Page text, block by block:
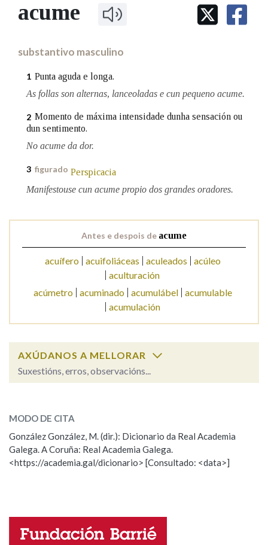
IDENTIDADE CORPORATIVA
MARCIAL DEL ADALID
FIGURAS HOMENAXEADAS
PORTAL DAS PALABRAS
Facebook
TwitterYoutubeInstagram
Bluesky
BUSCAR NOS LEMAS
Contén
BUSCAR NO CONTIDO
OUTRAS OPCIÓNS DE BUSCA
acume
substantivo masculino
1 Punta aguda e longa.
As follas son alternas, lanceoladas e cun pequeno acume.
2 Momento de máxima intensidade dunha sensación ou
dun sentimento.
No acume da dor.
3 figurado Perspicacia
Manifestouse cun acume propio dos grandes oradores.
Antes e despois de acume
acuífero acuifoliáceas aculeados
acúleo
aculturación
acúmetro
acuminado acumulábel
acumulable
acumulación
AXÚDANOS A MELLORAR
Suxestións, erros, observacións...
ESCOLLE UNHA OPCIÓN:
Observación Hai un erro na palabra
Propoño mellorar a definición
Nome
MODO DE CITA
González González, M. (dir.): Dicionario da Real Academia
Galega. A Coruña: Real Academia Galega.
<https://academia.gal/dicionario> [Consultado: <data>]